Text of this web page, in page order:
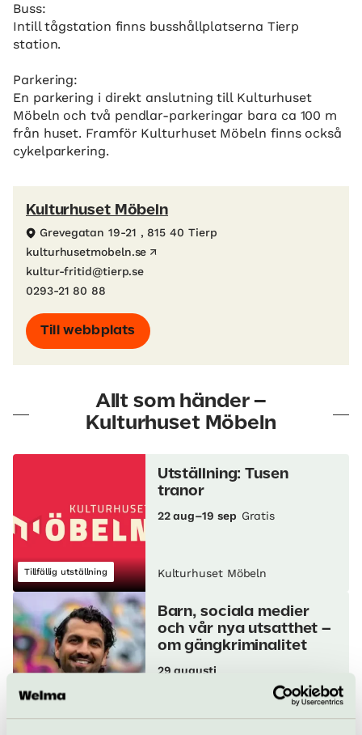
Buss:
Intill tågstation finns busshållplatserna Tierp
station.
Parkering:
En parkering i direkt anslutning till Kulturhuset
Möbeln och två pendlar-parkeringar bara ca 100 m
från huset. Framför Kulturhuset Möbeln finns också
cykelparkering.
Kulturhuset Möbeln
Grevegatan 19-21 , 815 40 Tierp
kulturhusetmobeln.se
kultur-fritid@tierp.se
0293-21 80 88
Till webbplats
Allt som händer –
Kulturhuset Möbeln
Tillfällig utställning
Utställning: Tusen
tranor
22 aug–19 sep Gratis
Kulturhuset Möbeln
Föredrag
Barn, sociala medier
och vår nya utsatthet –
om gängkriminalitet
29 augusti
Kulturhuset Möbeln